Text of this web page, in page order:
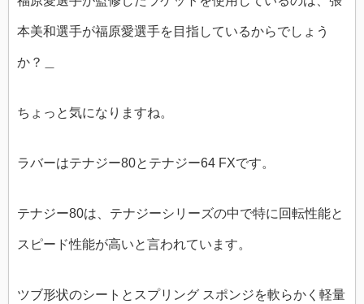
本美和選手が福原愛選手を目指しているからでしょう
か？＿
ちょっと気になりますね。
ラバーはテナジー80とテナジー64 FXです。
テナジー80は、テナジーシリーズの中で特に回転性能と
スピード性能が高いと言われています。
ツブ形状のシートとスプリング スポンジを軟らかく軽量